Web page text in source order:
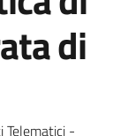
di
Telematici -